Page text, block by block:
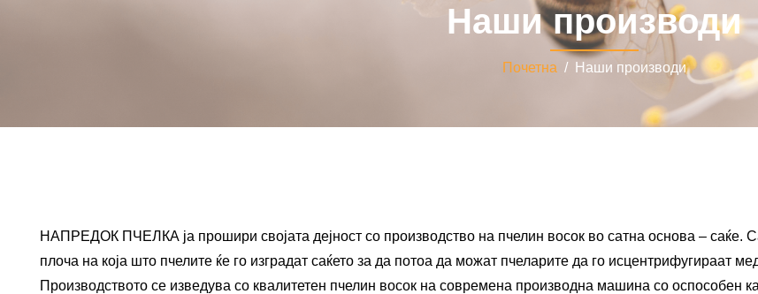
Наши производи
Почетна / Наши производи
НАПРЕДОК ПЧЕЛКА ја прошири својата дејност со производство на пчелин восок во сатна основа – саќе.
плоча на која што пчелите ќе го изградат саќето за да потоа да можат пчеларите да го исцентрифугираат
Производството се изведува со квалитетен пчелин восок на современа производна машина со оспособен